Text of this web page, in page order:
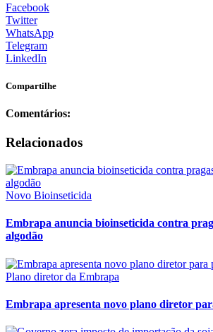
Facebook
Twitter
WhatsApp
Telegram
LinkedIn
Compartilhe
Comentários:
Relacionados
Novo Bioinseticida
Embrapa anuncia bioinseticida contra
algodão
Plano diretor da Embrapa
Embrapa apresenta novo plano diretor